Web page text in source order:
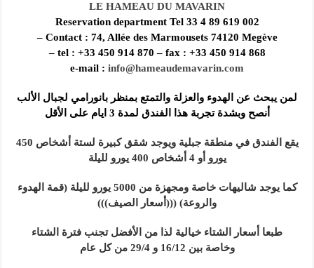
LE HAMEAU DU MAVARIN
Reservation department Tel 33 4 89 619 002
Contact : 74, Allée des Marmousets 74120 Megève –
tel : +33 450 914 870 – fax : +33 450 914 868 –
e-mail : info@hameaudemavarin.com
لمن يبحث عن الهدوء والعزلة والتمتع بمنظر بانورامي لجبال الألب
أنصح وبشدة تجربة هذا الفندق لمدة 3 ايام على الأقل
يقع الفندق في منطقة جبلية ويوجد شقق كبيرة لستة أشخاص 450
يورو أو 4 أشخاص 400 يورو لليلة
كما يوجد شاليهات خاصة ومجهزة من 5000 يورو لليلة (قمة الهدوء
والروعة) (((أسعار الصيف)))
طبعا أسعار الشتاء خيالية لذا من الأفضل تجنب فترة الشتاء
وخاصة بين 16/12 و 29/4 من كل عام